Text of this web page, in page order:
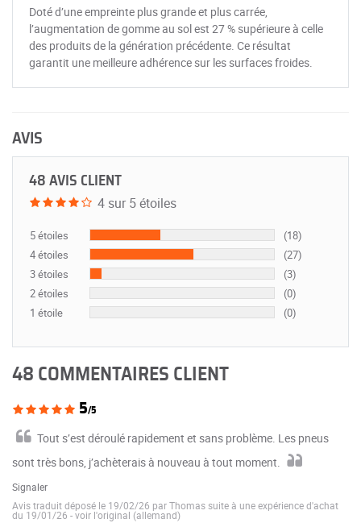
Doté d’une empreinte plus grande et plus carrée,
l’augmentation de gomme au sol est 27 % supérieure à celle
des produits de la génération précédente. Ce résultat
garantit une meilleure adhérence sur les surfaces froides.
AVIS
48 AVIS CLIENT
4 sur 5 étoiles
5 étoiles
(18)
4 étoiles
(27)
3 étoiles
(3)
2 étoiles
(0)
1 étoile
(0)
48 COMMENTAIRES CLIENT
5/5
Tout s’est déroulé rapidement et sans problème. Les pneus
sont très bons, j’achèterais à nouveau à tout moment.
Signaler
Avis traduit déposé le 19/02/26 par Thomas suite à une expérience d'achat
du 19/01/26 -voir l'original (allemand)